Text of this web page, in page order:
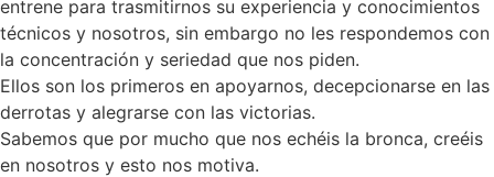
entrene para trasmitirnos su experiencia y conocimientos
técnicos y nosotros, sin embargo no les respondemos con
la concentración y seriedad que nos piden.
Ellos son los primeros en apoyarnos, decepcionarse en las
derrotas y alegrarse con las victorias.
Sabemos que por mucho que nos echéis la bronca, creéis
en nosotros y esto nos motiva.